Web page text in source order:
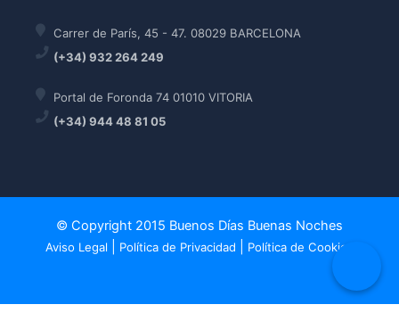
Carrer de París, 45 - 47. 08029 BARCELONA
(+34) 932 264 249
Portal de Foronda 74 01010 VITORIA
(+34) 944 48 81 05
© Copyright 2015 Buenos Días Buenas Noches
Aviso Legal Política de Privacidad Política de Cookies